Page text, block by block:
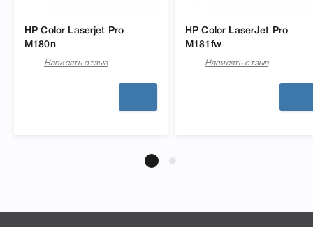
HP Color Laserjet Pro
M180n
Написать отзыв
HP Color LaserJet Pro
M181fw
Написать отзыв